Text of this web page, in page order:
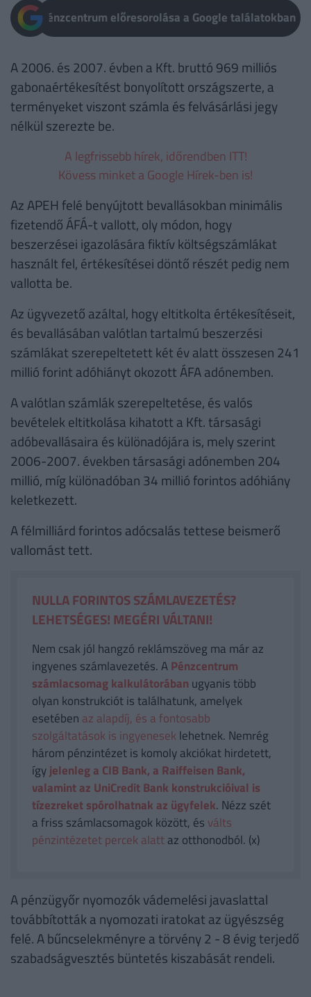
Pénzcentrum előresorolása a Google találatokban
A 2006. és 2007. évben a Kft. bruttó 969 milliós
gabonaértékesítést bonyolított országszerte, a
terményeket viszont számla és felvásárlási jegy
nélkül szerezte be.
A legfrissebb hírek, időrendben ITT!
Kövess minket a Google Hírek-ben is!
Az APEH felé benyújtott bevallásokban minimális
fizetendő ÁFÁ-t vallott, oly módon, hogy
beszerzései igazolására fiktív költségszámlákat
használt fel, értékesítései döntő részét pedig nem
vallotta be.
Az ügyvezető azáltal, hogy eltitkolta értékesítéseit,
és bevallásában valótlan tartalmú beszerzési
számlákat szerepeltetett két év alatt összesen 241
millió forint adóhiányt okozott ÁFA adónemben.
A valótlan számlák szerepeltetése, és valós
bevételek eltitkolása kihatott a Kft. társasági
adóbevallásaira és különadójára is, mely szerint
2006-2007. években társasági adónemben 204
millió, míg különadóban 34 millió forintos adóhiány
keletkezett.
A félmilliárd forintos adócsalás tettese beismerő
vallomást tett.
NULLA FORINTOS SZÁMLAVEZETÉS?
LEHETSÉGES! MEGÉRI VÁLTANI!
Nem csak jól hangzó reklámszöveg ma már az
ingyenes számlavezetés. APénzcentrum
számlacsomag kalkulátorában ugyanis több
olyan konstrukciót is találhatunk, amelyek
esetében az alapdíj, és a fontosabb
szolgáltatások is ingyenesek lehetnek. Nemrég
három pénzintézet is komoly akciókat hirdetett,
ígyjelenleg a CIB Bank, a Raiffeisen Bank,
valamint az UniCredit Bank konstrukcióival is
tízezreket spórolhatnak az ügyfelek. Nézz szét
a friss számlacsomagok között, és válts
pénzintézetet percek alattaz otthonodból. (x)
A pénzügyőr nyomozók vádemelési javaslattal
továbbították a nyomozati iratokat az ügyészség
felé. A bűncselekményre a törvény 2 - 8 évig terjedő
szabadságvesztés büntetés kiszabását rendeli.